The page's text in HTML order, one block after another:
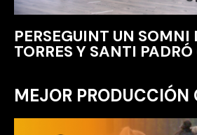
PERSEGUINT UN SOMNI
TORRES Y SANTI
MEJOR